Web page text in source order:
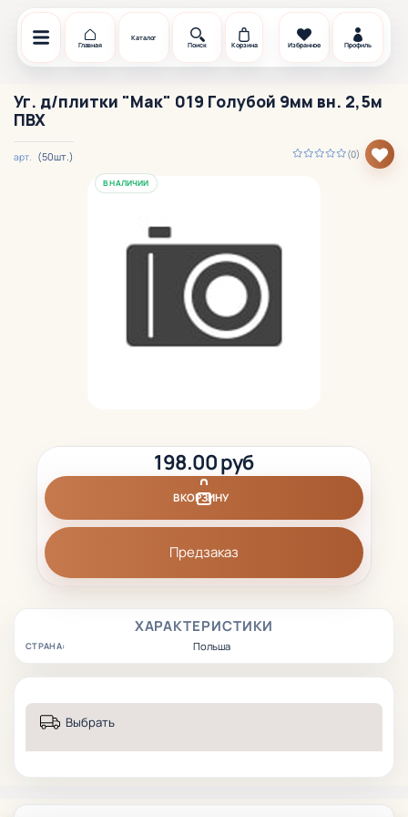
Главная
Каталог
Поиск
Корзина Избранное Профиль
Уг. д/плитки "Мак" 019 Голубой 9мм вн. 2,5м
ПВХ
(0)
арт. (50шт.)
В НАЛИЧИИ
ХАРАКТЕРИСТИКИ
СТРАНА: Польша
198.00 руб
В КОРЗИНУ
Предзаказ
Выбрать